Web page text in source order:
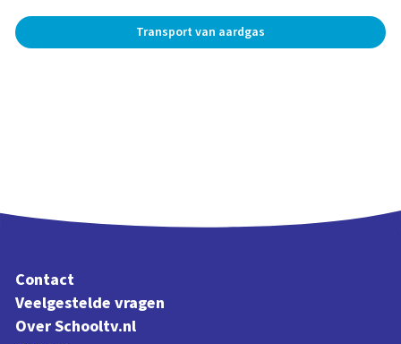
Transport van aardgas
Contact
Veelgestelde vragen
Over Schooltv.nl